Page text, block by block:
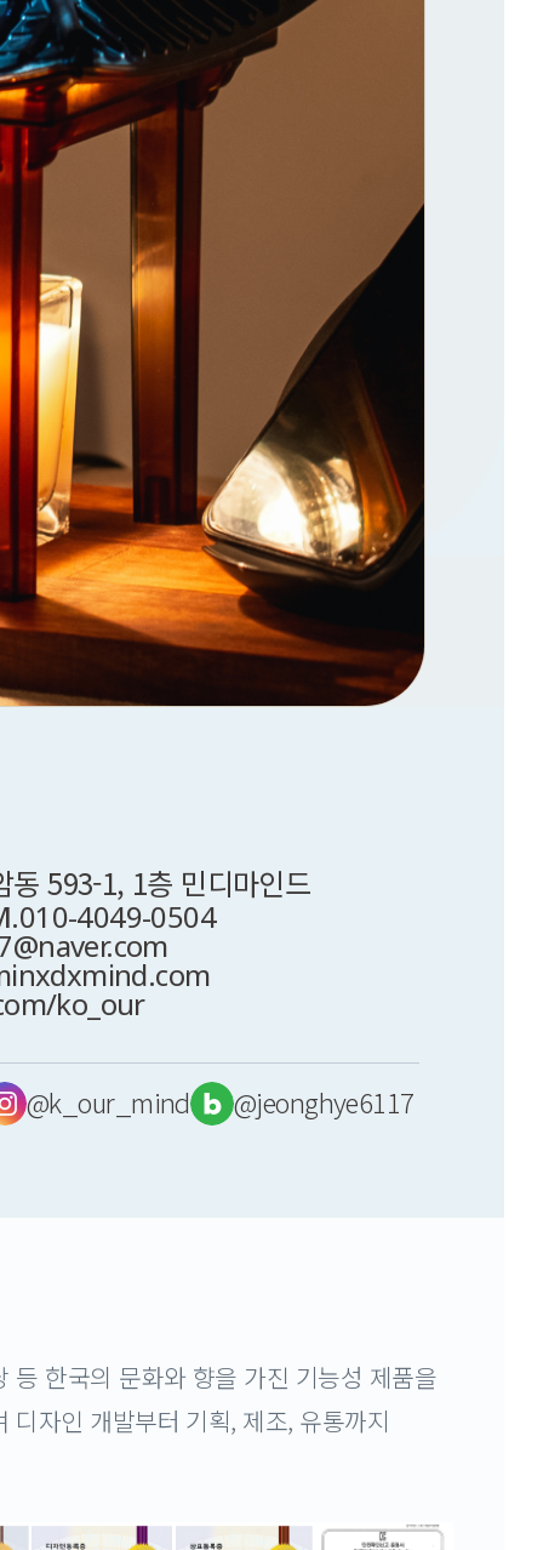
동 593-1, 1층 민디마인드
010-4049-0504
ko_our
@k_our_mind @jeonghye6117
한국의 문화와 향을 가진 기능성 제품을
자인 개발부터 기획, 제조, 유통까지